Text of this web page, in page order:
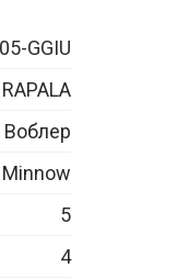
GGIU
RAPALA
Воблер
5
4